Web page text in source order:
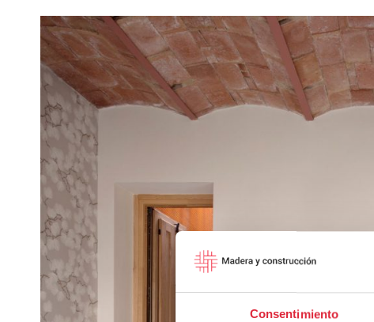
Consentimiento